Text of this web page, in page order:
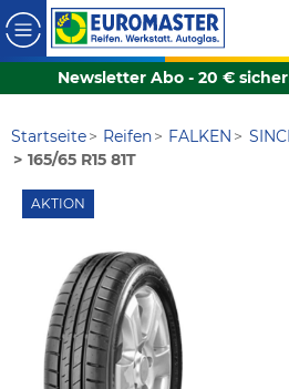
Newsletter Abo - 20 €
Startseite Reifen FALKEN
165/65 R15 81T
AKTION